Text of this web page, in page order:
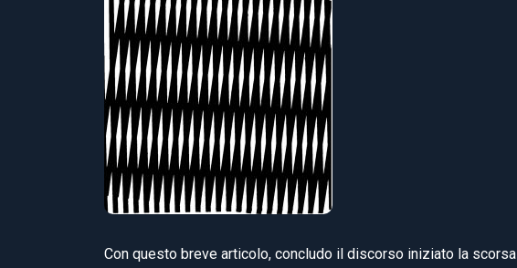
Con questo breve articolo, concludo il discorso iniziato la scorsa